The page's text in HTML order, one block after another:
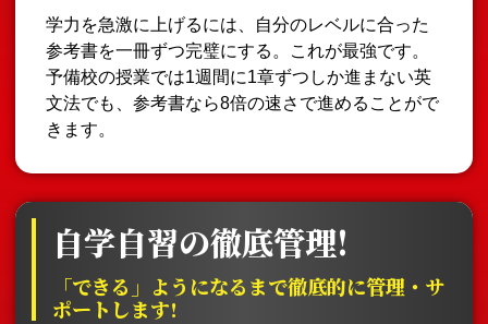
学力を急激に上げるには、自分のレベルに合った
参考書を一冊ずつ完璧にする。これが最強です。
予備校の授業では1週間に1章ずつしか進まない英
文法でも、参考書なら8倍の速さで進めることがで
きます。
自学自習の徹底管理!
「できる」ようになるまで徹底的に管理・サ
ポートします!